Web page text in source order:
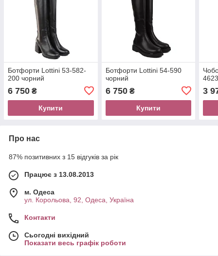
Ботфорти Lottini 53-582-
200 чорний
6 750 ₴
Купити
Ботфорти Lottini 54-590
чорний
6 750₴
Купити
3
Про нас
87% позитивних з 15 відгуків за рік
Працює з 13.08.2013
м. Одеса
ул. Корольова, 92, Одеса, Україна
Контакти
Сьогодні вихідний
Показати весь графік роботи